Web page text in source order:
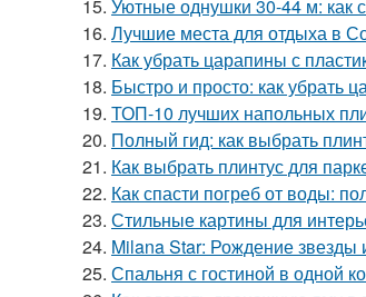
15. Уютные однушки 30-44 м: как
16. Лучшие места для отдыха в
17. Как убрать царапины с
18. Быстро и просто: как убрать
19. ТОП-10 лучших напольных
20. Полный гид: как выбрать
21. Как выбрать плинтус для
22. Как спасти погреб от воды:
23. Стильные картины для
24. Milana Star: Рождение звезды
25. Спальня с гостиной в одной